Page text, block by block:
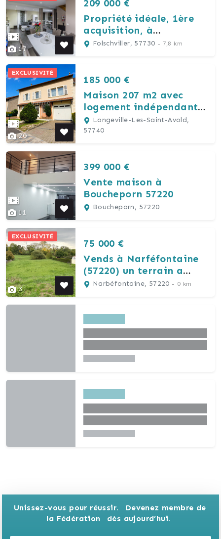
17
209 000 €
Propriété idéale, 1ère
acquisition, à
Folschviller.
Folschviller, 57730 - 7,8 km
20
EXCLUSIVITÉ
185 000 €
Maison 207 m2 avec
logement indépendant
en Rdc
Longeville-Les-Saint-Avold,
57740
11
399 000 €
Vente maison à
Boucheporn 57220
Boucheporn, 57220
3
EXCLUSIVITÉ
75 000 €
Vends à Narféfontaine
(57220) un terrain a
bâtir de 15 ares
Narbéfontaine, 57220 - 0 km
Unissez-vous pour réussir.
Devenez membre de
la Fédération
dès aujourd’hui.